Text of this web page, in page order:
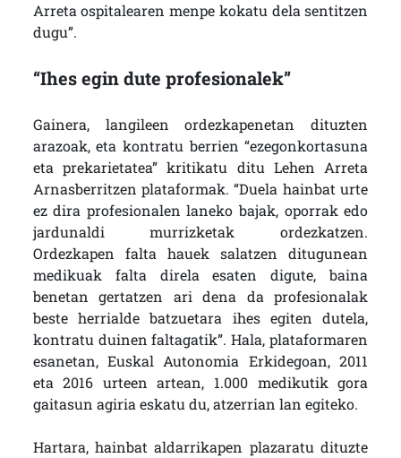
Arreta ospitalearen menpe kokatu dela sentitzen
dugu”.
“Ihes egin dute profesionalek”
Gainera, langileen ordezkapenetan dituzten
arazoak, eta kontratu berrien “ezegonkortasuna
eta prekarietatea” kritikatu ditu Lehen Arreta
Arnasberritzen plataformak. “Duela hainbat urte
ez dira profesionalen laneko bajak, oporrak edo
jardunaldi murrizketak ordezkatzen.
Ordezkapen falta hauek salatzen ditugunean
medikuak falta direla esaten digute, baina
benetan gertatzen ari dena da profesionalak
beste herrialde batzuetara ihes egiten dutela,
kontratu duinen faltagatik”. Hala, plataformaren
esanetan, Euskal Autonomia Erkidegoan, 2011
eta 2016 urteen artean, 1.000 medikutik gora
gaitasun agiria eskatu du, atzerrian lan egiteko.
Hartara, hainbat aldarrikapen plazaratu dituzte